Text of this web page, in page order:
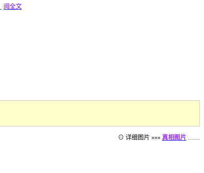
阅全文
⊙ 详细图片 »»» 真相图片 ……